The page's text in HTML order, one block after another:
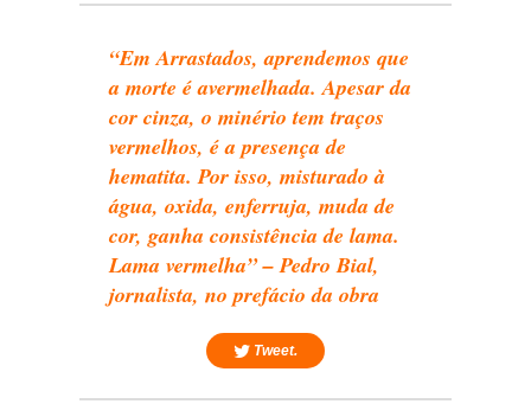
“Em Arrastados, aprendemos que
a morte é avermelhada. Apesar da
cor cinza, o minério tem traços
vermelhos, é a presença de
hematita. Por isso, misturado à
água, oxida, enferruja, muda de
cor, ganha consistência de lama.
Lama vermelha” – Pedro Bial,
jornalista, no prefácio da obra
Tweet.